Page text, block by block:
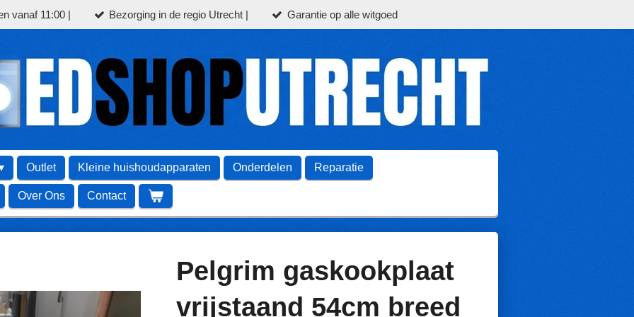
vanaf 11:00 | Bezorging in de regio Utrecht | Garantie op alle witgoed
Outlet Kleine huishoudapparaten Onderdelen Reparatie
Over Ons Contact
Pelgrim gaskookplaat
vrijstaand 54cm breed